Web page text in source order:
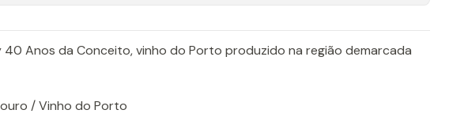
40 Anos da Conceito, vinho do Porto produzido na região demarcada
/ Vinho do Porto